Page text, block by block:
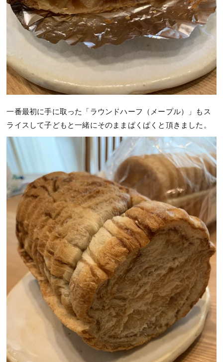
一番最初に手に取った「ラウンドハーフ（メープル）」もス
ライスして子どもと一緒にそのままぱくぱくと頂きました。